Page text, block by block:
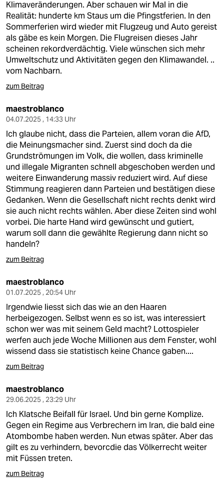
Klimaveränderungen. Aber schauen wir Mal in die
Realität: hunderte km Staus um die Pfingstferien. In den
Sommerferien wird wieder mit Flugzeug und Auto gereist
als gäbe es kein Morgen. Die Flugreisen dieses Jahr
scheinen rekordverdächtig. Viele wünschen sich mehr
Umweltschutz und Aktivitäten gegen den Klimawandel. ..
vom Nachbarn.
zum Beitrag
maestroblanco
04.07.2025 , 14:33 Uhr
Ich glaube nicht, dass die Parteien, allem voran die AfD,
die Meinungsmacher sind. Zuerst sind doch da die
Grundströmungen im Volk, die wollen, dass kriminelle
und illegale Migranten schnell abgeschoben werden und
weitere Einwanderung massiv reduziert wird. Auf diese
Stimmung reagieren dann Parteien und bestätigen diese
Gedanken. Wenn die Gesellschaft nicht rechts denkt wird
sie auch nicht rechts wählen. Aber diese Zeiten sind wohl
vorbei. Die harte Hand wird gewünscht und gutiert,
warum soll dann die gewählte Regierung dann nicht so
handeln?
zum Beitrag
maestroblanco
01.07.2025 , 20:54 Uhr
Irgendwie liesst sich das wie an den Haaren
herbeigezogen. Selbst wenn es so ist, was interessiert
schon wer was mit seinem Geld macht? Lottospieler
werfen auch jede Woche Millionen aus dem Fenster, wohl
wissend dass sie statistisch keine Chance gaben....
zum Beitrag
maestroblanco
29.06.2025 , 23:29 Uhr
Ich Klatsche Beifall für Israel. Und bin gerne Komplize.
Gegen ein Regime aus Verbrechern im Iran, die bald eine
Atombombe haben werden. Nun etwas später. Aber das
gilt es zu verhindern, bevorcdie das Völkerrecht weiter
mit Füssen treten.
zum Beitrag